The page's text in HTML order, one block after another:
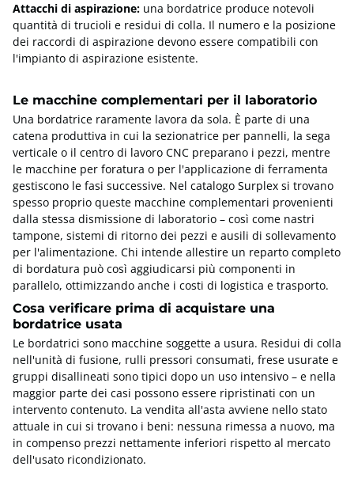
Attacchi di aspirazione: una bordatrice produce notevoli
quantità di trucioli e residui di colla. Il numero e la posizione
dei raccordi di aspirazione devono essere compatibili con
l'impianto di aspirazione esistente.
Le macchine complementari per il laboratorio
Una bordatrice raramente lavora da sola. È parte di una
catena produttiva in cui la sezionatrice per pannelli, la sega
verticale o il centro di lavoro CNC preparano i pezzi, mentre
le macchine per foratura o per l'applicazione di ferramenta
gestiscono le fasi successive. Nel catalogo Surplex si trovano
spesso proprio queste macchine complementari provenienti
dalla stessa dismissione di laboratorio – così come nastri
tampone, sistemi di ritorno dei pezzi e ausili di sollevamento
per l'alimentazione. Chi intende allestire un reparto completo
di bordatura può così aggiudicarsi più componenti in
parallelo, ottimizzando anche i costi di logistica e trasporto.
Cosa verificare prima di acquistare una
bordatrice usata
Le bordatrici sono macchine soggette a usura. Residui di colla
nell'unità di fusione, rulli pressori consumati, frese usurate e
gruppi disallineati sono tipici dopo un uso intensivo – e nella
maggior parte dei casi possono essere ripristinati con un
intervento contenuto. La vendita all'asta avviene nello stato
attuale in cui si trovano i beni: nessuna rimessa a nuovo, ma
in compenso prezzi nettamente inferiori rispetto al mercato
dell'usato ricondizionato.